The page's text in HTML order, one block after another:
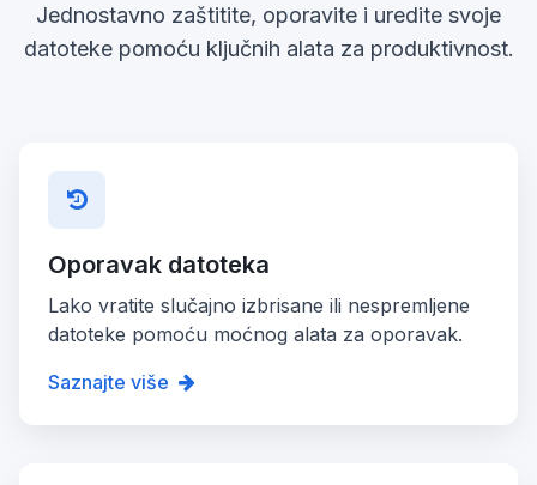
Jednostavno zaštitite, oporavite i uredite svoje
datoteke pomoću ključnih alata za produktivnost.
Oporavak datoteka
Lako vratite slučajno izbrisane ili nespremljene
datoteke pomoću moćnog alata za oporavak.
Saznajte više